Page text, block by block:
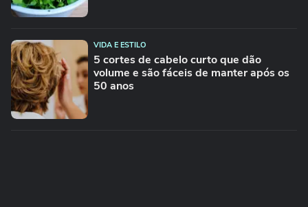
VIDA E ESTILO
5 cortes de cabelo curto que dão
volume e são fáceis de manter após os
50 anos